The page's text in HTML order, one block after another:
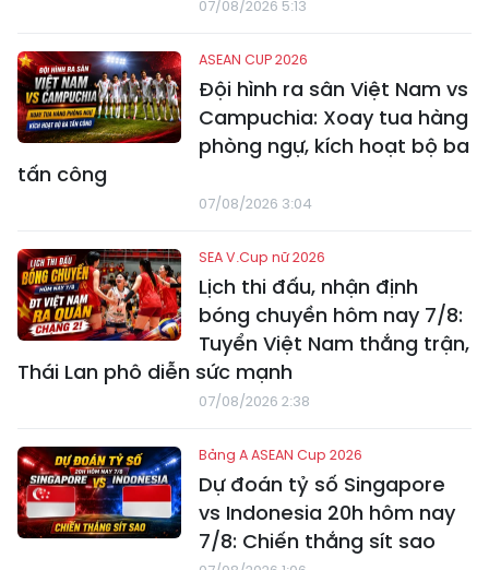
07/08/2026 5:13
ASEAN CUP 2026
Đội hình ra sân Việt Nam vs
Campuchia: Xoay tua hàng
phòng ngự, kích hoạt bộ ba
tấn công
07/08/2026 3:04
SEA V.Cup nữ 2026
Lịch thi đấu, nhận định
bóng chuyền hôm nay 7/8:
Tuyển Việt Nam thắng trận,
Thái Lan phô diễn sức mạnh
07/08/2026 2:38
Bảng A ASEAN Cup 2026
Dự đoán tỷ số Singapore
vs Indonesia 20h hôm nay
7/8: Chiến thắng sít sao